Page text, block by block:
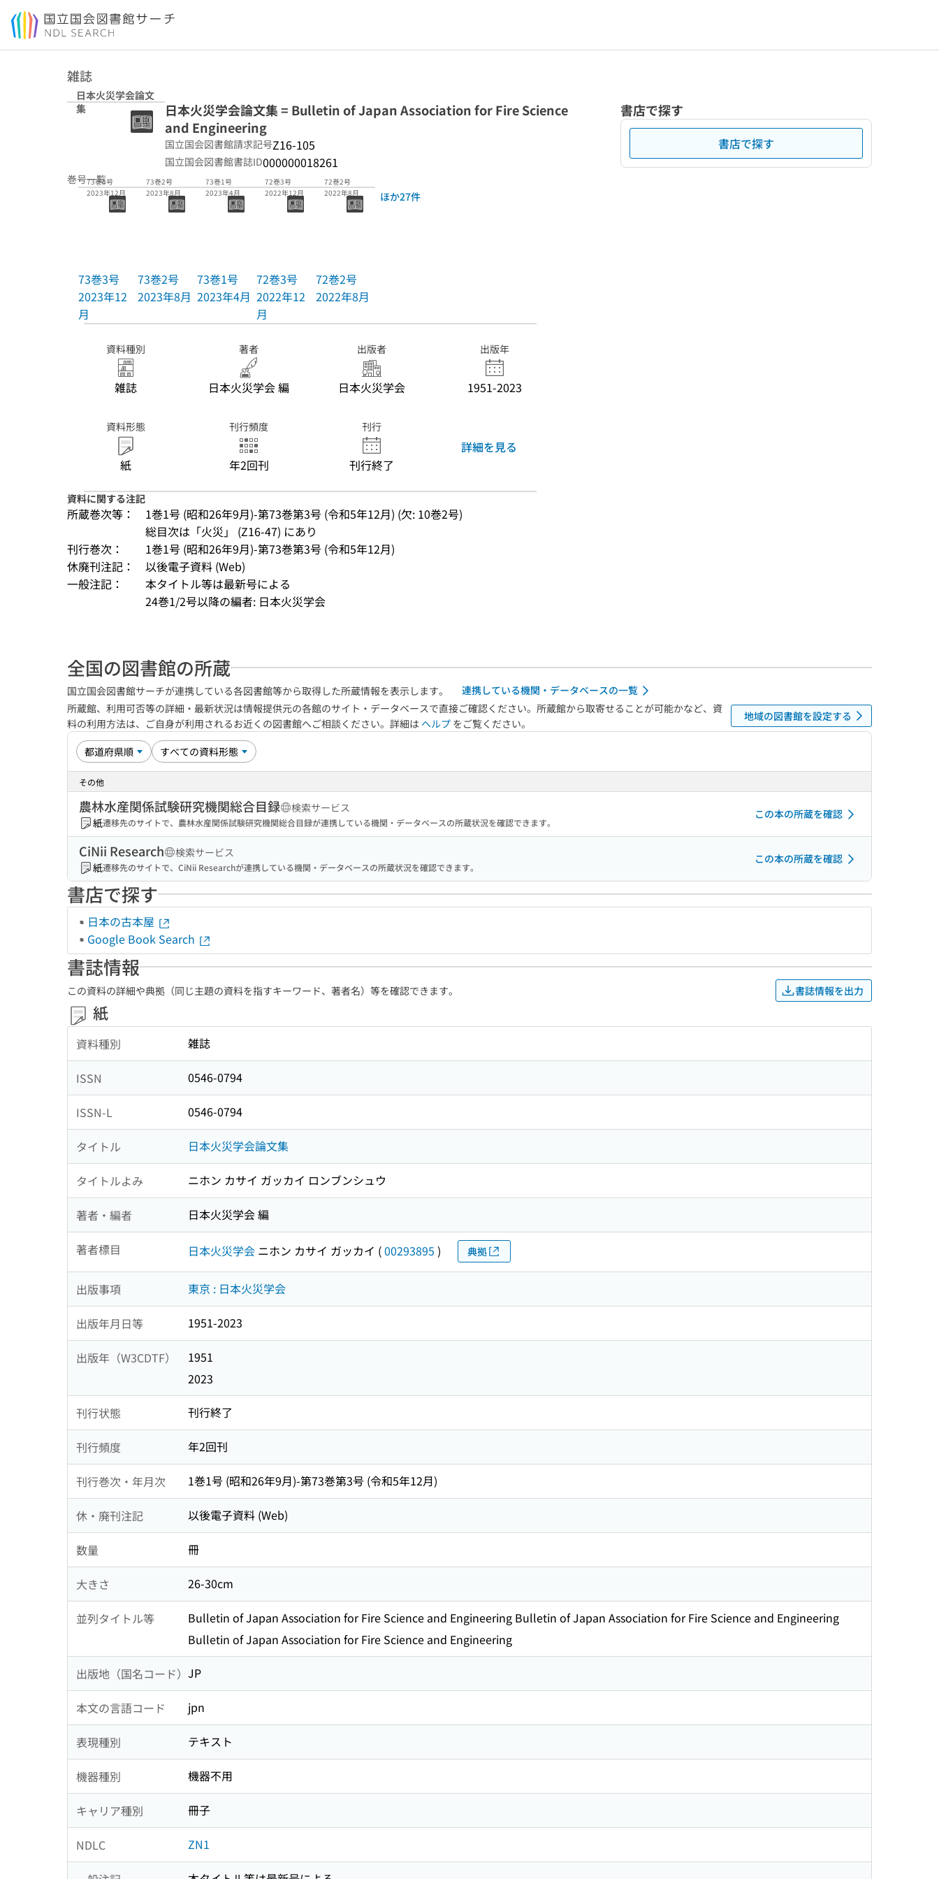
本文へ移動
雑誌
日本火災学会論文
集
日本火災学会論文集 = Bulletin of Japan Association for Fire Science
and Engineering
国立国会図書館請求記号Z16-105
国立国会図書館書誌ID000000018261
巻号一覧
73巻3号
2023年12月
73巻3号
2023年12
月
73巻2号
2023年8月
73巻2号
2023年8月
73巻1号
2023年4月
73巻1号
2023年4月
72巻3号
2022年12月
72巻3号
2022年12
月
72巻2号
2022年8月
72巻2号
2022年8月
ほか27件
資料種別
雑誌
著者
日本火災学会 編
出版者
日本火災学会
出版年
1951-2023
資料形態
紙
刊行頻度
年2回刊
刊行
刊行終了
詳細を見る
資料に関する注記
所蔵巻次等：
1巻1号 (昭和26年9月)-第73巻第3号 (令和5年12月) (欠: 10巻2号)
総目次は「火災」 (Z16-47) にあり
刊行巻次：
1巻1号 (昭和26年9月)-第73巻第3号 (令和5年12月)
休廃刊注記：
以後電子資料 (Web)
一般注記：
本タイトル等は最新号による
24巻1/2号以降の編者: 日本火災学会
書店で探す
書店で探す
全国の図書館の所蔵
国立国会図書館サーチが連携している各図書館等から取得した所蔵情報を表示します。
連携している機関・データベースの一覧
所蔵館、利用可否等の詳細・最新状況は情報提供元の各館のサイト・データベースで直接ご確認ください。所蔵館から取寄せることが可能かなど、資
料の利用方法は、ご自身が利用されるお近くの図書館へご相談ください。詳細は ヘルプ をご覧ください。
地域の図書館を設定する
その他
農林水産関係試験研究機関総合目録
検索サービス
紙遷移先のサイトで、農林水産関係試験研究機関総合目録が連携している機関・データベースの所蔵状況を確認できます。
この本の所蔵を確認
CiNii Research
検索サービス
紙遷移先のサイトで、CiNii Researchが連携している機関・データベースの所蔵状況を確認できます。
この本の所蔵を確認
書店で探す
日本の古本屋
Google Book Search
書誌情報
この資料の詳細や典拠（同じ主題の資料を指すキーワード、著者名）等を確認できます。 書誌情報を出力
紙
資料種別 雑誌
ISSN 0546-0794
ISSN-L 0546-0794
タイトル 日本火災学会論文集
タイトルよみ ニホン カサイ ガッカイ ロンブンシュウ
著者・編者 日本火災学会 編
著者標目 日本火災学会 ニホン カサイ ガッカイ (00293895 ) 典拠
出版事項 東京 : 日本火災学会
出版年月日等 1951-2023
出版年（W3CDTF）
1951
2023
刊行状態 刊行終了
刊行頻度 年2回刊
刊行巻次・年月次 1巻1号 (昭和26年9月)-第73巻第3号 (令和5年12月)
休・廃刊注記 以後電子資料 (Web)
数量 冊
大きさ 26-30cm
並列タイトル等
Bulletin of Japan Association for Fire Science and Engineering Bulletin of Japan Association for Fire Science and Engineering
Bulletin of Japan Association for Fire Science and Engineering
出版地（国名コード） JP
本文の言語コード jpn
表現種別 テキスト
機器種別 機器不用
キャリア種別 冊子
NDLC ZN1